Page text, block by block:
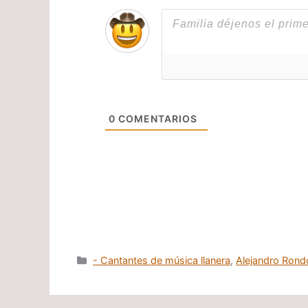
0 COMENTARIOS
Categorías
- Cantantes de música llanera,Alejandro